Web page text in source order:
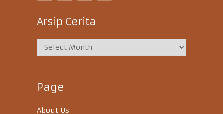
Arsip Cerita
Page
About Us